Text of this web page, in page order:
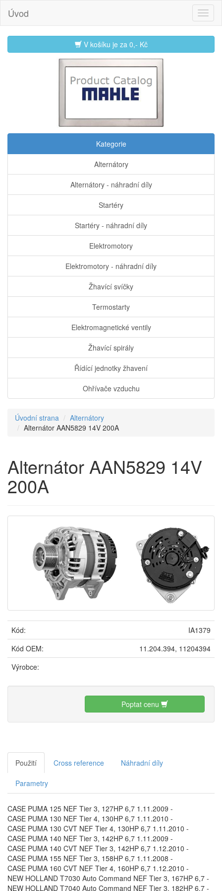
Úvod
V košíku je za 0,- Kč
Kategorie
Alternátory
Alternátory - náhradní díly
Startéry
Startéry - náhradní díly
Elektromotory
Elektromotory - náhradní díly
Žhavící svíčky
Termostarty
Elektromagnetické ventily
Žhavící spirály
Řídící jednotky žhavení
Ohřívače vzduchu
Úvodní strana
Alternátory
Alternátor AAN5829 14V 200A
Alternátor AAN5829 14V
200A
Kód:
IA1379
Kód OEM:
11.204.394, 11204394
Výrobce:
Poptat cenu
Použití Cross reference Náhradní díly
Parametry
CASE PUMA 125 NEF Tier 3, 127HP 6,7 1.11.2009 -
CASE PUMA 130 NEF Tier 4, 130HP 6,7 1.11.2010 -
CASE PUMA 130 CVT NEF Tier 4, 130HP 6,7 1.11.2010 -
CASE PUMA 140 NEF Tier 3, 142HP 6,7 1.11.2009 -
CASE PUMA 140 CVT NEF Tier 3, 142HP 6,7 1.12.2010 -
CASE PUMA 155 NEF Tier 3, 158HP 6,7 1.11.2008 -
CASE PUMA 160 CVT NEF Tier 4, 160HP 6,7 1.12.2010 -
NEW HOLLAND T7030 Auto Command NEF Tier 3, 167HP 6,7 -
NEW HOLLAND T7040 Auto Command NEF Tier 3, 182HP 6,7 -